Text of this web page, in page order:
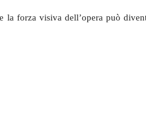
la forza visiva dell’opera può